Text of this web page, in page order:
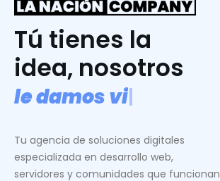
Tú tienes la
idea, nosotros
ledamosvid
Tu agencia de soluciones digitales
especializada en desarrollo web,
servidores y comunidades que funcionan